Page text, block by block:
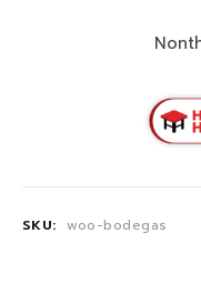
SKU: woo-bodegas